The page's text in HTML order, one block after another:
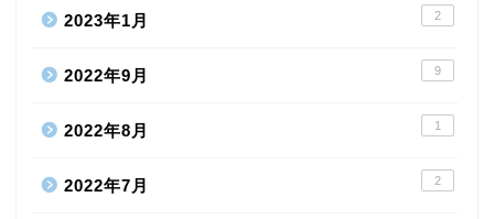
2023年1月 2
2022年9月 9
2022年8月 1
2022年7月 2